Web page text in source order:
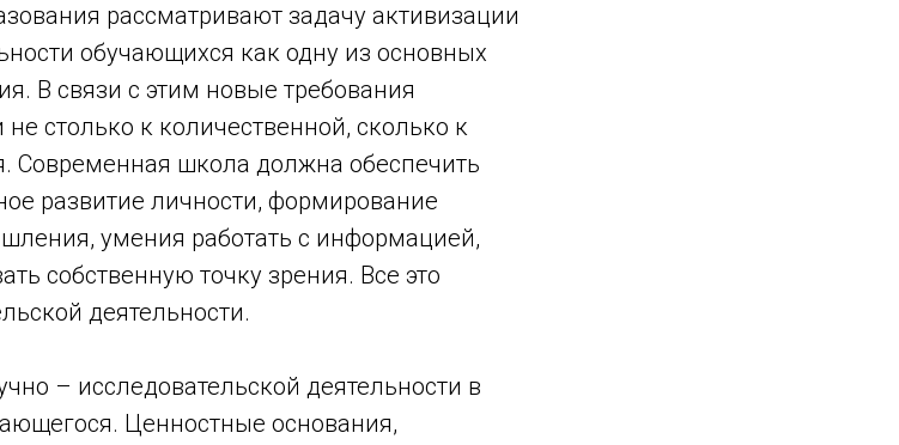
рассматривают задачу активизации
обучающихся как одну из основных
В связи с этим новые требования
столько к количественной, сколько к
Современная школа должна обеспечить
развитие личности, формирование
умения работать с информацией,
собственную точку зрения. Все это
деятельности.
– исследовательской деятельности в
Ценностные основания,